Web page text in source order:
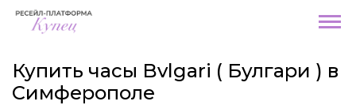
Купить часы Bvlgari ( Булгари ) в
Симферополе